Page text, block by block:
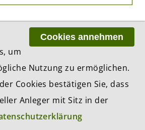
ADRESSE
Content Production GmbH
38
8002 Zürich
Cookies annehmen
um
Nutzung zu ermöglichen.
Cookies bestätigen Sie, dass
Anleger mit Sitz in der